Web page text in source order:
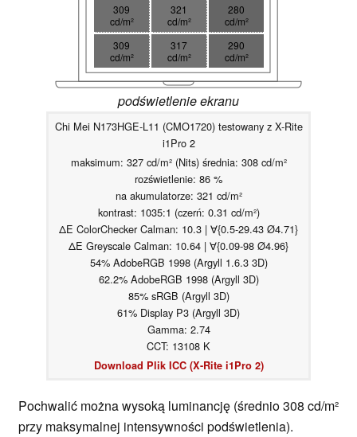
309
cd/m²
321
cd/m²
280
cd/m²
309
cd/m²
317
cd/m²
290
cd/m²
podświetlenie ekranu
Chi Mei N173HGE-L11 (CMO1720) testowany z X-Rite
i1Pro 2
maksimum: 327 cd/m² (Nits) średnia: 308 cd/m²
rozświetlenie: 86 %
na akumulatorze: 321 cd/m²
kontrast: 1035:1 (czerń: 0.31 cd/m²)
ΔE ColorChecker Calman: 10.3 | ∀{0.5-29.43 Ø4.71}
ΔE Greyscale Calman: 10.64 | ∀{0.09-98 Ø4.96}
54% AdobeRGB 1998 (Argyll 1.6.3 3D)
62.2% AdobeRGB 1998 (Argyll 3D)
85% sRGB (Argyll 3D)
61% Display P3 (Argyll 3D)
Gamma: 2.74
CCT: 13108 K
Download Plik ICC (X-Rite i1Pro 2)
Pochwalić można wysoką luminancję (średnio 308 cd/m²
przy maksymalnej intensywności podświetlenia).